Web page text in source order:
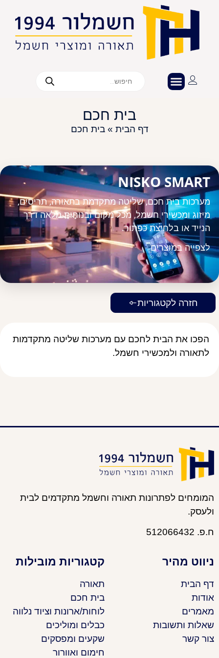
בית חכם
דף הבית »בית חכם
NISKO SMART
מערכות בית חכם, שליטה מתקדמת בתאורה, תריסים,
מיזוג ומכשירי חשמל, מכל מקום ובנוחות מלאה דרך
הנייד או בלחיצת כפתור.
לצפייה במוצרים
חזרה לקטגוריות
הפכו את הבית לחכם עם מערכות שליטה מתקדמות
לתאורה ולמכשירי חשמל.
המומחים לפתרונות תאורה וחשמל מתקדמים לבית
ולעסק.
ח.פ. 512066432
ניווט מהיר
דף הבית
אודות
מאמרים
שאלות ותשובות
צור קשר
קטגוריות מובילות
תאורה
בית חכם
לוחות/ארונות וציוד נלווה
כבלים ומוליכים
שקעים ומפסקים
חימום ואוורור